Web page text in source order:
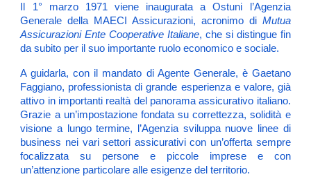
Il 1° marzo 1971 viene inaugurata a Ostuni l’Agenzia
Generale della MAECI Assicurazioni, acronimo di Mutua
Assicurazioni Ente Cooperative Italiane, chesi distingue fin
da subito per il suo importante ruolo economico e sociale.
A guidarla, con il mandato di Agente Generale, è Gaetano
Faggiano, professionista di grande esperienza e valore, già
attivo in importanti realtà del panorama assicurativo italiano.
Grazie a un’impostazione fondata su correttezza, solidità e
visione a lungo termine, l’Agenzia sviluppa nuove linee di
business nei vari settori assicurativi con un’offerta sempre
focalizzata su persone e piccole imprese e con
un’attenzione particolare alle esigenze del territorio.